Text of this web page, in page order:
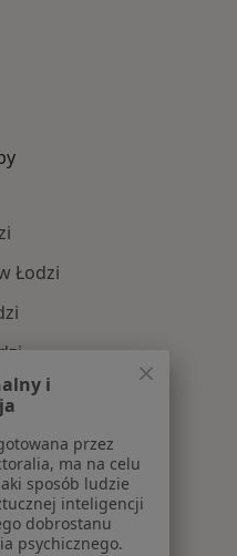
Łodzi
leczone
i
przez
ma na celu
sposób ludzie
inteligencji
dobrostanu
psychicznego.